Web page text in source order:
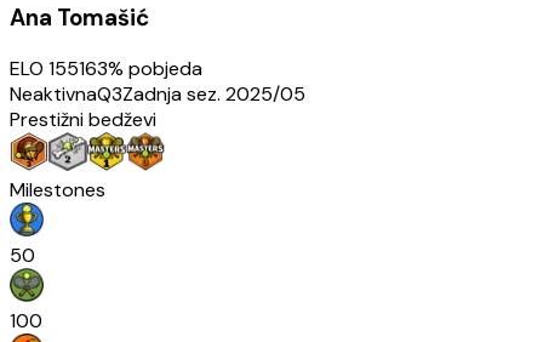
Ana Tomašić
ELO 155163% pobjeda
NeaktivnaQ3Zadnja sez. 2025/05
Prestižni bedževi
Milestones
50
100